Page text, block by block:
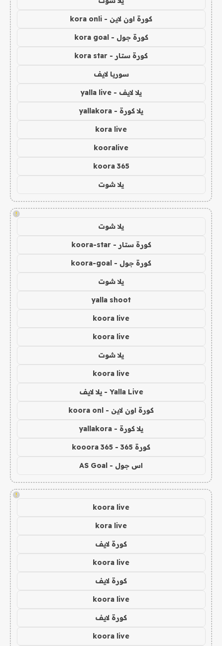
كورة اون لاين - kora onli
كورة جول - kora goal
كورة ستار - kora star
سوريا لايف
يلا لايف - yalla live
يلا كورة - yallakora
kora live
kooralive
koora 365
يلا شوت
!
يلا شوت
كورة ستار - koora-star
كورة جول - koora-goal
يلا شوت
yalla shoot
koora live
koora live
يلا شوت
koora live
Yalla Live - يلا لايف
كورة اون لاين - koora onl
يلا كورة - yallakora
كورة 365 - kooora 365
اس جول - AS Goal
!
koora live
kora live
كورة لايف
koora live
كورة لايف
koora live
كورة لايف
koora live